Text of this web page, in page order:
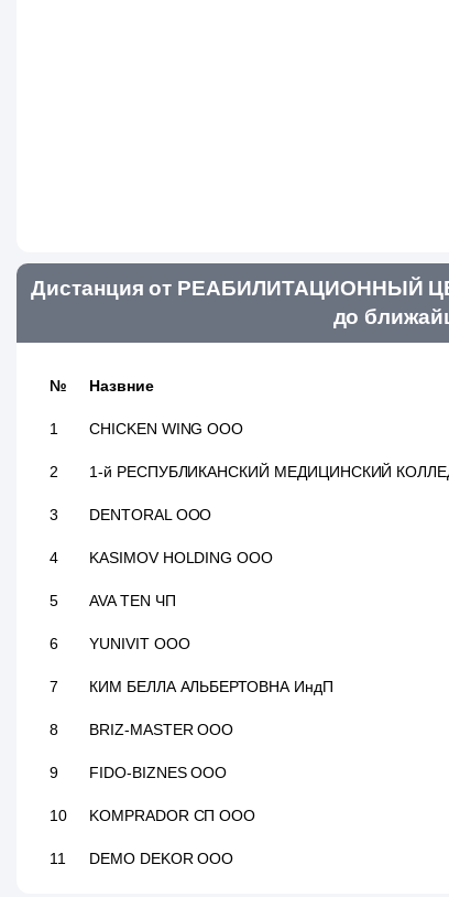
Дистанция от
до
№ Назвние
1 CHICKEN WING ООО
2 1-й РЕСПУБЛИКАНСКИЙ МЕДИЦИНСКИЙ
3 DENTORAL ООО
4 KASIMOV HOLDING ООО
5 AVA TEN ЧП
6 YUNIVIT ООО
7 КИМ БЕЛЛА АЛЬБЕРТОВНА ИндП
8 BRIZ-MASTER ООО
9 FIDO-BIZNES ООО
10 KOMPRADOR СП ООО
11 DEMO DEKOR ООО